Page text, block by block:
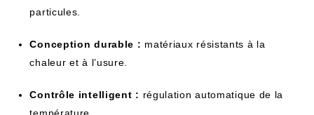
particules.
Conception durable : matériaux résistants à la
chaleur et à l’usure.
Contrôle intelligent : régulation automatique de la